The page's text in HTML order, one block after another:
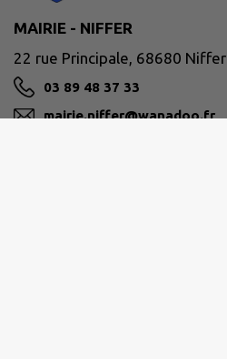
MAIRIE - NIFFER
22 rue Principale, 68680 Niffer
03 89 48 37 33
mairie.niffer@wanadoo.fr